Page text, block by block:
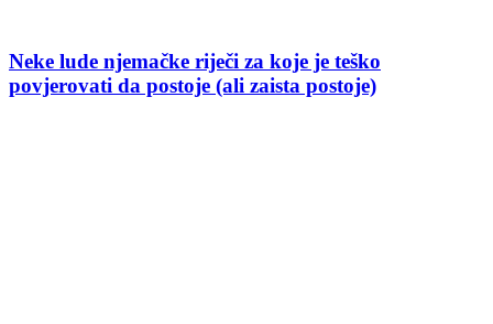
Neke lude njemačke riječi za koje je teško
povjerovati da postoje (ali zaista postoje)